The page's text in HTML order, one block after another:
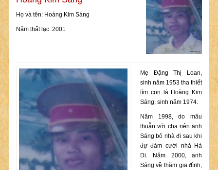
Họ và tên: Hoàng Kim Sáng
Năm thất lạc: 2001
Mẹ Đặng Thị Loan,
sinh năm 1953 tha thiết
tìm con là Hoàng Kim
Sáng, sinh năm 1974.
Năm 1998, do mâu
thuẫn với cha nên anh
Sáng bỏ nhà đi sau khi
đự đám cưới nhà Hà
Di. Năm 2000, anh
Sáng về thăm gia đình,